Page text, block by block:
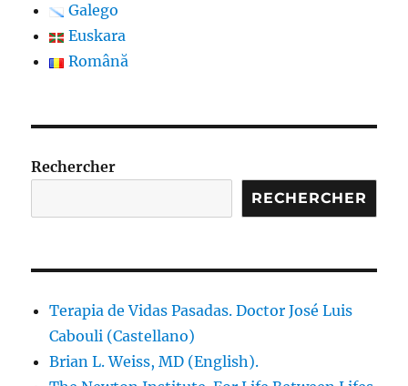
Galego
Euskara
Română
Rechercher
RECHERCHER
Terapia de Vidas Pasadas. Doctor José Luis
Cabouli (Castellano)
Brian L. Weiss, MD (English).